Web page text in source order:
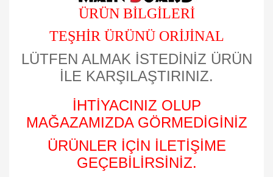
ÜRÜN BİLGİLERİ
TEŞHİR ÜRÜNÜ ORİJİNAL
LÜTFEN ALMAK İSTEDİNİZ ÜRÜN
İLE KARŞILAŞTIRINIZ.
İHTİYACINIZ OLUP
MAĞAZAMIZDA GÖRMEDİGİNİZ
ÜRÜNLER İÇİN İLETİŞİME
GEÇEBİLİRSİNİZ.